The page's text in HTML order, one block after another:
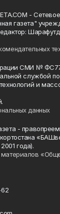
-
газета"
СМИ №
службой
и
данных
-
года).